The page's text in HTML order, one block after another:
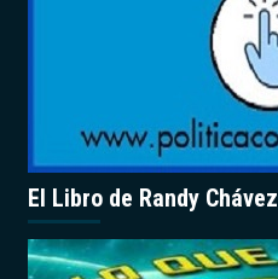
El Libro de Randy Chávez